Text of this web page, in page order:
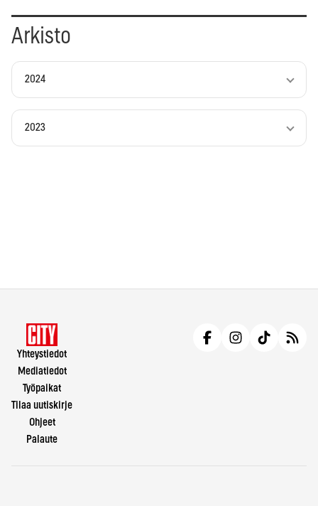
Arkisto
2024
2023
Yhteystiedot
Mediatiedot
Työpaikat
Tilaa uutiskirje
Ohjeet
Palaute